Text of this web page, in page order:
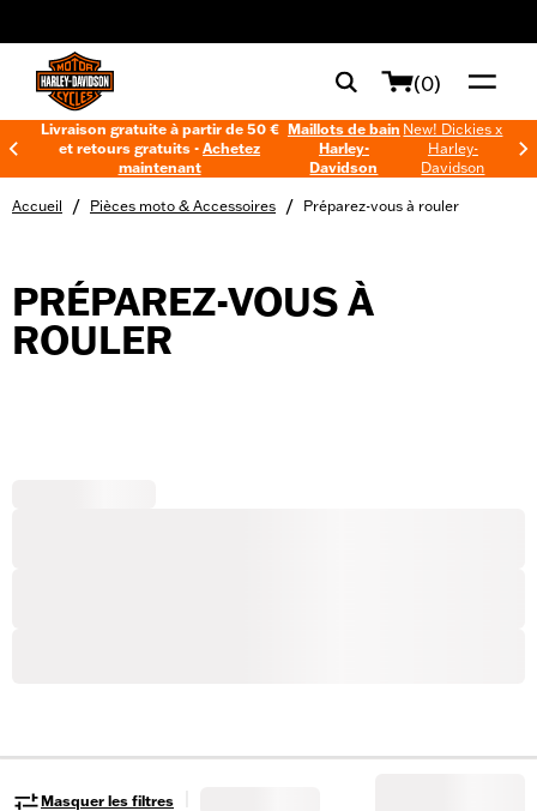
(0)
Livraison gratuite à partir de 50 €
et retours gratuits -Achetez
maintenant
Maillots de bain
Harley-
Davidson
New! Dickies x
Harley-
Davidson
Accueil / Pièces moto & Accessoires / Préparez-vous à rouler
PRÉPAREZ-VOUS À
ROULER
Masquer les filtres